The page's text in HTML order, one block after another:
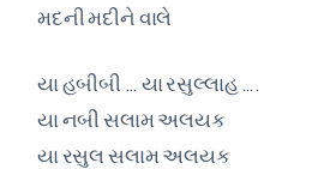
મદની મદીને વાલે
યા હબીબી … યા રસુલ્લાહ ….
યા નબી સલામ અલયક
યા રસુલ સલામ અલયક